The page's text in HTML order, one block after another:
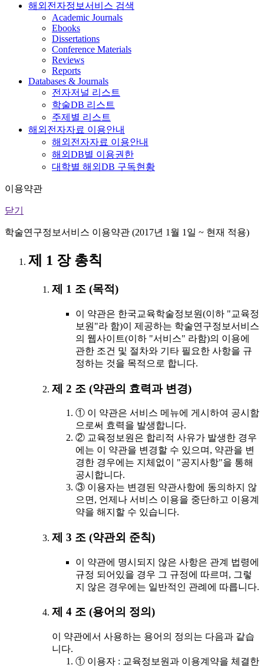
해외전자정보서비스 검색
Academic Journals
Ebooks
Dissertations
Conference Materials
Reviews
Reports
Databases & Journals
전자저널 리스트
학술DB 리스트
주제별 리스트
해외전자자료 이용안내
해외전자자료 이용안내
해외DB별 이용권한
대학별 해외DB 구독현황
이용약관
닫기
학술연구정보서비스 이용약관 (2017년 1월 1일 ~ 현재 적용)
제 1 장 총칙
제 1 조 (목적)
이 약관은 한국교육학술정보원(이하 "교육정
보원"라 함)이 제공하는 학술연구정보서비스
의 웹사이트(이하 "서비스" 라함)의 이용에
관한 조건 및 절차와 기타 필요한 사항을 규
정하는 것을 목적으로 합니다.
제 2 조 (약관의 효력과 변경)
① 이 약관은 서비스 메뉴에 게시하여 공시함
으로써 효력을 발생합니다.
② 교육정보원은 합리적 사유가 발생한 경우
에는 이 약관을 변경할 수 있으며, 약관을 변
경한 경우에는 지체없이 "공지사항"을 통해
공시합니다.
③ 이용자는 변경된 약관사항에 동의하지 않
으면, 언제나 서비스 이용을 중단하고 이용계
약을 해지할 수 있습니다.
제 3 조 (약관외 준칙)
이 약관에 명시되지 않은 사항은 관계 법령에
규정 되어있을 경우 그 규정에 따르며, 그렇
지 않은 경우에는 일반적인 관례에 따릅니다.
제 4 조 (용어의 정의)
이 약관에서 사용하는 용어의 정의는 다음과 같습
니다.
① 이용자 : 교육정보원과 이용계약을 체결한